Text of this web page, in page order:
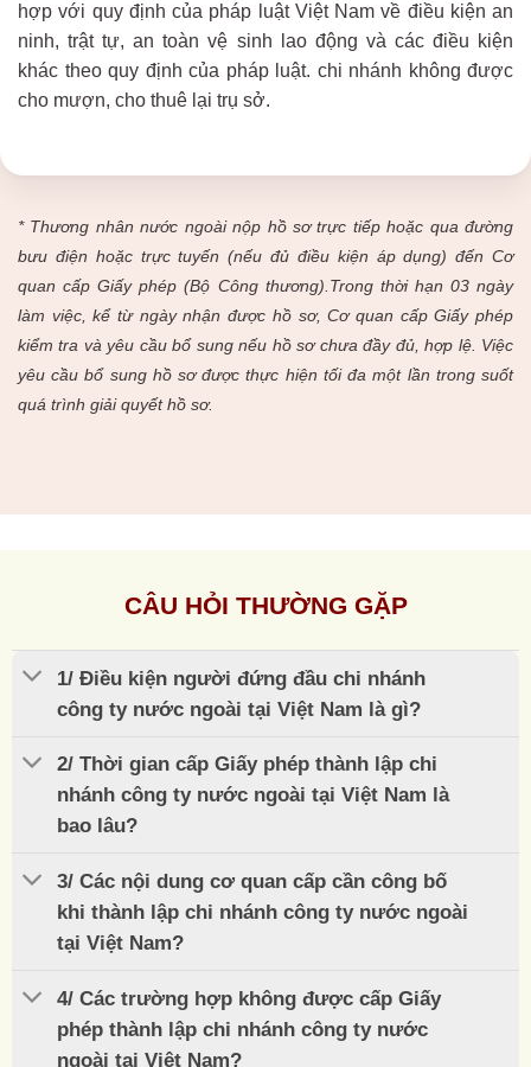
hợp với quy định của pháp luật Việt Nam về điều kiện an
ninh, trật tự, an toàn vệ sinh lao động và các điều kiện
khác theo quy định của pháp luật. chi nhánh không được
cho mượn, cho thuê lại trụ sở.
* Thương nhân nước ngoài nộp hồ sơ trực tiếp hoặc qua đường
bưu điện hoặc trực tuyến (nếu đủ điều kiện áp dụng) đến Cơ
quan cấp Giấy phép (Bộ Công thương).Trong thời hạn 03 ngày
làm việc, kể từ ngày nhận được hồ sơ, Cơ quan cấp Giấy phép
kiểm tra và yêu cầu bổ sung nếu hồ sơ chưa đầy đủ, hợp lệ. Việc
yêu cầu bổ sung hồ sơ được thực hiện tối đa một lần trong suốt
quá trình giải quyết hồ sơ.
CÂU HỎI THƯỜNG GẶP
1/ Điều kiện người đứng đầu chi nhánh
công ty nước ngoài tại Việt Nam là gì?
2/ Thời gian cấp Giấy phép thành lập chi
nhánh công ty nước ngoài tại Việt Nam là
bao lâu?
3/ Các nội dung cơ quan cấp cần công bố
khi thành lập chi nhánh công ty nước ngoài
tại Việt Nam?
4/ Các trường hợp không được cấp Giấy
phép thành lập chi nhánh công ty nước
ngoài tại Việt Nam?